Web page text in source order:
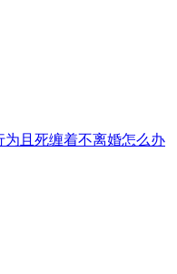
且死缠着不离婚怎么办